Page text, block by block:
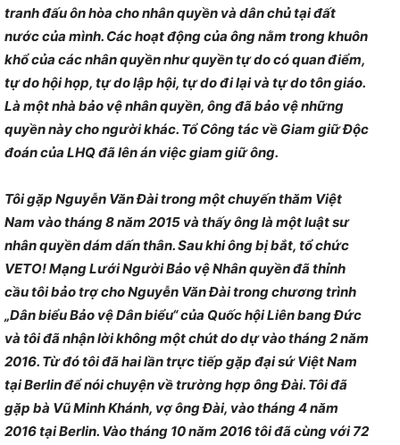
tranh đấu ôn hòa cho nhân quyền và dân chủ tại đất
nước của mình. Các hoạt động của ông nằm trong khuôn
khổ của các nhân quyền như quyền tự do có quan điểm,
tự do hội họp, tự do lập hội, tự do đi lại và tự do tôn giáo.
Là một nhà bảo vệ nhân quyền, ông đã bảo vệ những
quyền này cho người khác. Tổ Công tác về Giam giữ Độc
đoán của LHQ đã lên án việc giam giữ ông.
Tôi gặp Nguyễn Văn Đài trong một chuyến thăm Việt
Nam vào tháng 8 năm 2015 và thấy ông là một luật sư
nhân quyền dám dấn thân. Sau khi ông bị bắt, tổ chức
VETO! Mạng Lưới Người Bảo vệ Nhân quyền đã thỉnh
cầu tôi bảo trợ cho Nguyễn Văn Đài trong chương trình
„Dân biểu Bảo vệ Dân biểu“ của Quốc hội Liên bang Đức
và tôi đã nhận lời không một chút do dự vào tháng 2 năm
2016. Từ đó tôi đã hai lần trực tiếp gặp đại sứ Việt Nam
tại Berlin để nói chuyện về trường hợp ông Đài. Tôi đã
gặp bà Vũ Minh Khánh, vợ ông Đài, vào tháng 4 năm
2016 tại Berlin. Vào tháng 10 năm 2016 tôi đã cùng với 72